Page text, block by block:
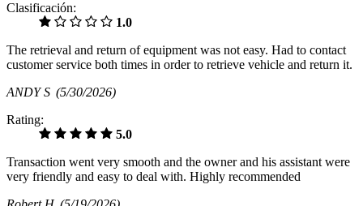
Clasificación:
1.0
The retrieval and return of equipment was not easy. Had to contact
customer service both times in order to retrieve vehicle and return it.
ANDY S (5/30/2026)
Rating:
5.0
Transaction went very smooth and the owner and his assistant were
very friendly and easy to deal with. Highly recommended